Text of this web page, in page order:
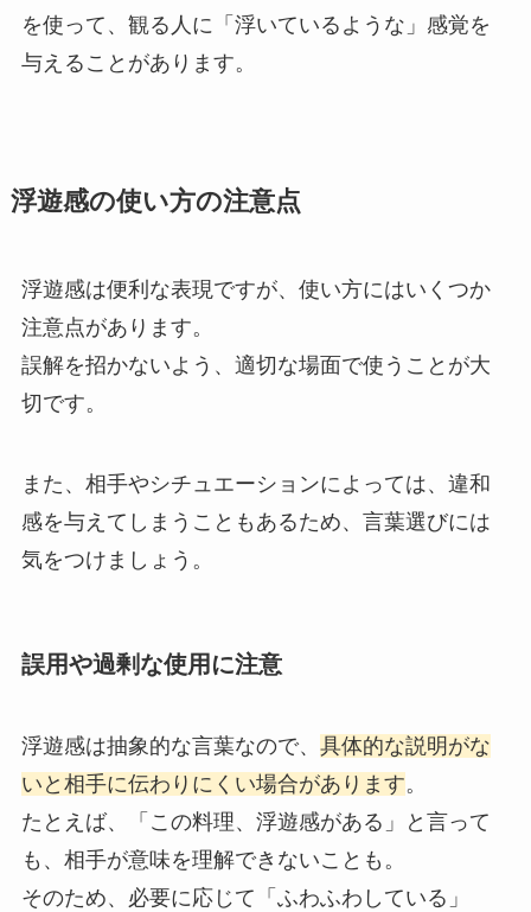
を使って、観る人に「浮いているような」感覚を
与えることがあります。
浮遊感の使い方の注意点
浮遊感は便利な表現ですが、使い方にはいくつか
注意点があります。
誤解を招かないよう、適切な場面で使うことが大
切です。
また、相手やシチュエーションによっては、違和
感を与えてしまうこともあるため、言葉選びには
気をつけましょう。
誤用や過剰な使用に注意
浮遊感は抽象的な言葉なので、 具体的な説明がな
いと相手に伝わりにくい場合があります。
たとえば、「この料理、浮遊感がある」と言って
も、相手が意味を理解できないことも。
そのため、必要に応じて「ふわふわしている」